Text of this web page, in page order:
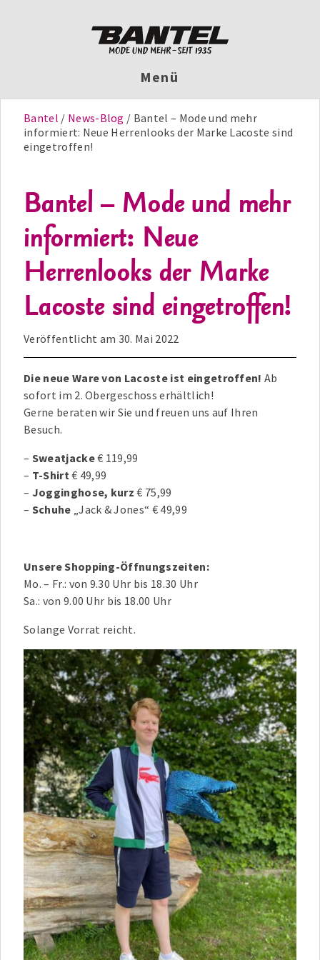
Menü
Bantel News-Blog
Bantel – Mode und mehr
informiert: Neue Herrenlooks der Marke Lacoste sind
eingetroffen!
Bantel – Mode und mehr
informiert: Neue
Herrenlooks der Marke
Lacoste sind eingetroffen!
Veröffentlicht am 30. Mai 2022
Die neue Ware von Lacoste ist eingetroffen! Ab
sofort im 2. Obergeschoss erhältlich!
Gerne beraten wir Sie und freuen uns auf Ihren
Besuch.
– Sweatjacke€ 119,99
– T-Shirt€ 49,99
– Jogginghose, kurz € 75,99
– Schuhe „Jack & Jones“ € 49,99
Unsere Shopping-Öffnungszeiten:
Mo. – Fr.: von 9.30 Uhr bis 18.30 Uhr
Sa.: von 9.00 Uhr bis 18.00 Uhr
Solange Vorrat reicht.